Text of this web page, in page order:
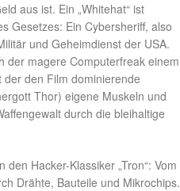
aus ist. Ein „Whitehat“ ist
Gesetzes: Ein Cybersheriff, also
und Geheimdienst der USA.
der magere Computerfreak einem
den Film dominierende
Thor) eigene Muskeln und
durch die bleihaltige
Hacker-Klassiker „Tron“: Vom
Drähte, Bauteile und Mikrochips.